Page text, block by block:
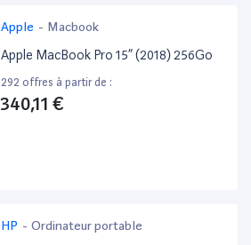
Apple - Macbook
Apple MacBook Pro 15” (2018) 256Go
292 offres à partir de :
340,11 €
HP - Ordinateur portable